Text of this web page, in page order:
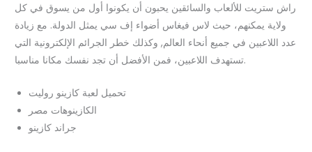
راش ستريت للألعاب والسائقين يحبون أن يكونوا أول من يسوق في كل
ولاية يمكنهم، حيث لاس فيغاس أضواء إف سي يمثل الدولة. مع زيادة
عدد اللاعبين في جميع أنحاء العالم, وكذلك خطر الجرائم الإلكترونية التي
تستهدف اللاعبين، فمن الأفضل أن تجد نفسك مكانا مناسبا.
تحميل لعبة كازينو روليت
الكازينوهات مصر
جراند كازينو